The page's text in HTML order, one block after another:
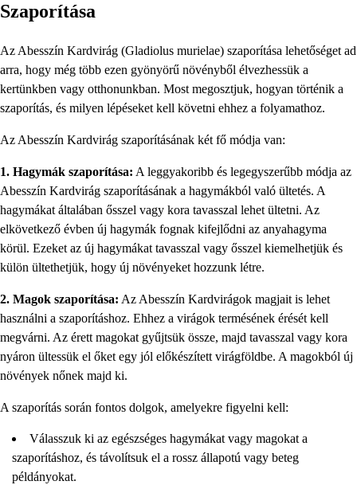
Szaporítása
Az Abesszín Kardvirág (Gladiolus murielae) szaporítása lehetőséget ad
arra, hogy még több ezen gyönyörű növényből élvezhessük a
kertünkben vagy otthonunkban. Most megosztjuk, hogyan történik a
szaporítás, és milyen lépéseket kell követni ehhez a folyamathoz.
Az Abesszín Kardvirág szaporításának két fő módja van:
1. Hagymák szaporítása: A leggyakoribb és legegyszerűbb módja az
Abesszín Kardvirág szaporításának a hagymákból való ültetés. A
hagymákat általában ősszel vagy kora tavasszal lehet ültetni. Az
elkövetkező évben új hagymák fognak kifejlődni az anyahagyma
körül. Ezeket az új hagymákat tavasszal vagy ősszel kiemelhetjük és
külön ültethetjük, hogy új növényeket hozzunk létre.
2. Magok szaporítása: Az Abesszín Kardvirágok magjait is lehet
használni a szaporításhoz. Ehhez a virágok termésének érését kell
megvárni. Az érett magokat gyűjtsük össze, majd tavasszal vagy kora
nyáron ültessük el őket egy jól előkészített virágföldbe. A magokból új
növények nőnek majd ki.
A szaporítás során fontos dolgok, amelyekre figyelni kell:
Válasszuk ki az egészséges hagymákat vagy magokat a
szaporításhoz, és távolítsuk el a rossz állapotú vagy beteg
példányokat.